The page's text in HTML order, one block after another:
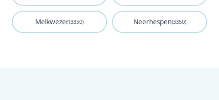
Melkwezer(3350) Neerhespen(3350)